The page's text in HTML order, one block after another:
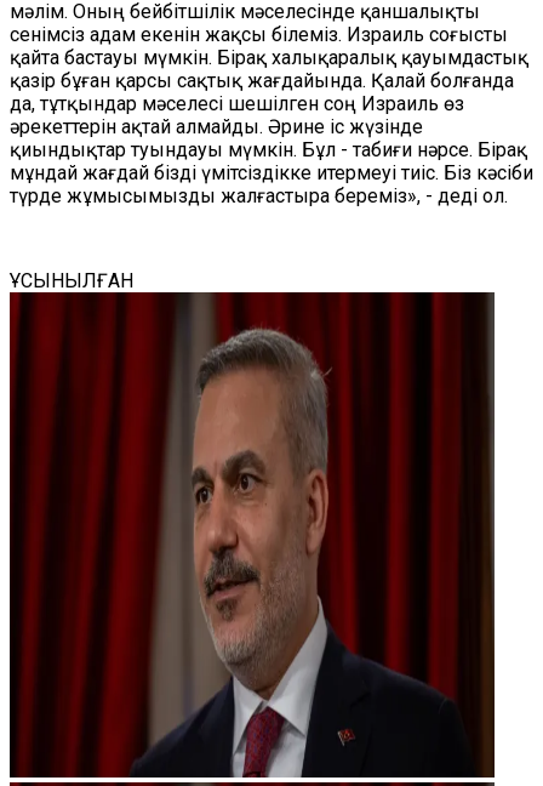
мәлім. Оның бейбітшілік мәселесінде қаншалықты
сенімсіз адам екенін жақсы білеміз. Израиль соғысты
қайта бастауы мүмкін. Бірақ халықаралық қауымдастық
қазір бұған қарсы сақтық жағдайында. Қалай болғанда
да, тұтқындар мәселесі шешілген соң Израиль өз
әрекеттерін ақтай алмайды. Әрине іс жүзінде
қиындықтар туындауы мүмкін. Бұл - табиғи нәрсе. Бірақ
мұндай жағдай бізді үмітсіздікке итермеуі тиіс. Біз кәсіби
түрде жұмысымызды жалғастыра береміз», - деді ол.
ҰСЫНЫЛҒАН